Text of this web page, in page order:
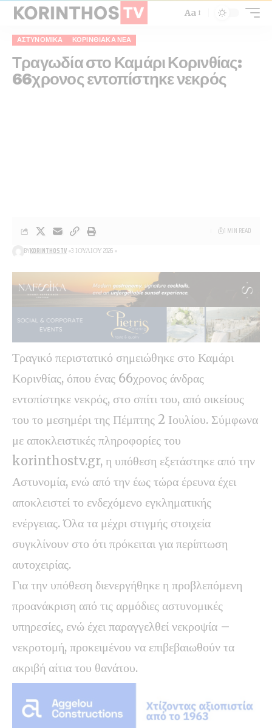
Aa
ΑΣΤΥΝΟΜΙΚΆ ΚΟΡΙΝΘΙΑΚΆ ΝΈΑ
Τραγωδία στο Καμάρι Κορινθίας:
66χρονος εντοπίστηκε νεκρός
BYKORINTHOSTV 3 ΙΟΥΛΊΟΥ 2026
1 MIN READ
Τραγικό περιστατικό σημειώθηκε στο Καμάρι
Κορινθίας, όπου ένας 66χρονος άνδρας
εντοπίστηκε νεκρός, στο σπίτι του, από οικείους
του το μεσημέρι της Πέμπτης 2 Ιουλίου. Σύμφωνα
με αποκλειστικές πληροφορίες του
korinthostv.gr, η υπόθεση εξετάστηκε από την
Αστυνομία, ενώ από την έως τώρα έρευνα έχει
αποκλειστεί το ενδεχόμενο εγκληματικής
ενέργειας. Όλα τα μέχρι στιγμής στοιχεία
συγκλίνουν στο ότι πρόκειται για περίπτωση
αυτοχειρίας.
Για την υπόθεση διενεργήθηκε η προβλεπόμενη
προανάκριση από τις αρμόδιες αστυνομικές
υπηρεσίες, ενώ έχει παραγγελθεί νεκροψία –
νεκροτομή, προκειμένου να επιβεβαιωθούν τα
ακριβή αίτια του θανάτου.